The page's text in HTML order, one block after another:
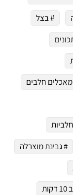
# בצל
חלבים
# גבינת מוצרלה